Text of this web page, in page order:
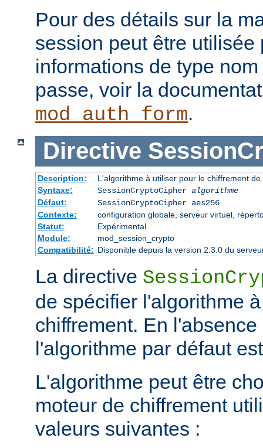
Pour des détails sur la
session peut être utilisée
informations de type
passe, voir la
mod_auth_form.
Directive
Description:
L'algorithme à utiliser pour le chiffrement de
Syntaxe:
SessionCryptoCipher algorithme
Défaut:
SessionCryptoCipher aes256
Contexte:
configuration globale, serveur virtuel,
Statut:
Expérimental
Module:
mod_session_crypto
Compatibilité: Disponible depuis la version 2.3.0 du
La directive
de spécifier l'algorithme
chiffrement. En
l'algorithme par défaut
L'algorithme peut être
moteur de chiffrement
valeurs suivantes :